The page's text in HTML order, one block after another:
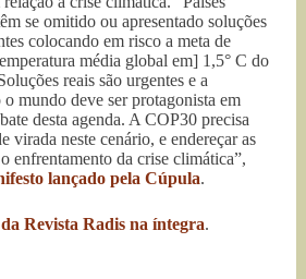
se omitido ou apresentado soluções
colocando em risco a meta de
média global em] 1,5° C do
reais são urgentes e a
mundo deve ser protagonista em
desta agenda. A COP30 precisa
virada neste cenário, e endereçar as
enfrentamento da crise climática”,
lançado pela Cúpula.
Revista Radis na íntegra.